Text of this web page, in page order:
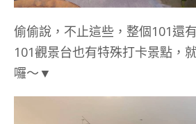
偷偷說，不止這些，整個101還
101觀景台也有特殊打卡景點，
囉～▼